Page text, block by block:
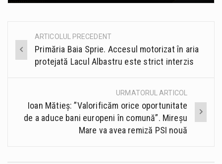
Post
navigation
ARTICOLUL PRECEDENT
Primăria Baia Sprie. Accesul motorizat în aria
protejată Lacul Albastru este strict interzis
URMATORUL ARTICOL
Ioan Mătieș: ”Valorificăm orice oportunitate
de a aduce bani europeni în comună”. Mireșu
Mare va avea remiză PSI nouă